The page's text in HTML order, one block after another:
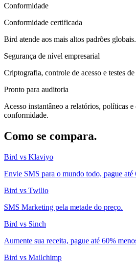
Conformidade
Conformidade certificada
Bird atende aos mais altos padrões globais.
Segurança de nível empresarial
Criptografia, controle de acesso e testes
Pronto para auditoria
Acesso instantâneo a relatórios, políticas e
conformidade.
Como se compara.
Bird vs Klaviyo
Envie SMS para o mundo todo, pague até
Bird vs Twilio
SMS Marketing pela metade do preço.
Bird vs Sinch
Aumente sua receita, pague até 60%
Bird vs Mailchimp